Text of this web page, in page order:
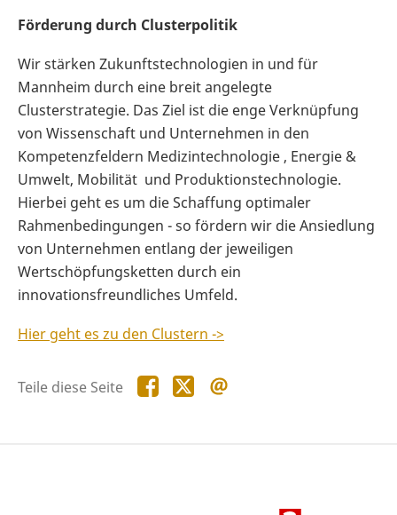
Förderung durch Clusterpolitik
Wir stärken Zukunftstechnologien in und für
Mannheim durch eine breit angelegte
Clusterstrategie. Das Ziel ist die enge Verknüpfung
von Wissenschaft und Unternehmen in den
Kompetenzfeldern Medizintechnologie , Energie &
Umwelt, Mobilität und Produktionstechnologie.
Hierbei geht es um die Schaffung optimaler
Rahmenbedingungen - so fördern wir die Ansiedlung
von Unternehmen entlang der jeweiligen
Wertschöpfungsketten durch ein
innovationsfreundliches Umfeld.
Hier geht es zu den Clustern ->
Teile diese Seite Teile
diese
Teile
diese